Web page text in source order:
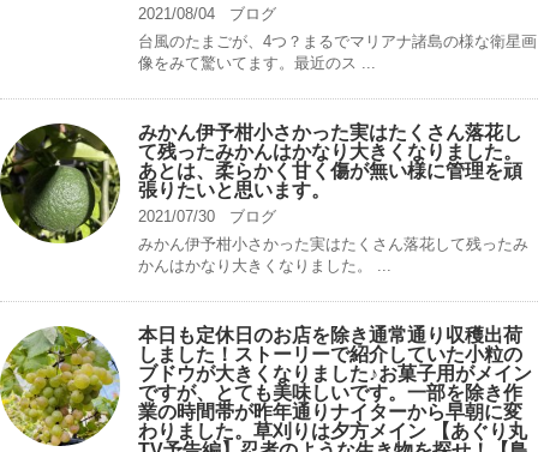
2021/08/04
ブログ
台風のたまごが、4つ？まるでマリアナ諸島の様な衛星画
像をみて驚いてます。最近のス ...
みかん伊予柑小さかった実はたくさん落花し
て残ったみかんはかなり大きくなりました。
あとは、柔らかく甘く傷が無い様に管理を頑
張りたいと思います。
2021/07/30
ブログ
みかん伊予柑小さかった実はたくさん落花して残ったみ
かんはかなり大きくなりました。 ...
本日も定休日のお店を除き通常通り収穫出荷
しました！ストーリーで紹介していた小粒の
ブドウが大きくなりました♪お菓子用がメイン
ですが、とても美味しいです。一部を除き作
業の時間帯が昨年通りナイターから早朝に変
わりました。草刈りは夕方メイン 【あぐり丸